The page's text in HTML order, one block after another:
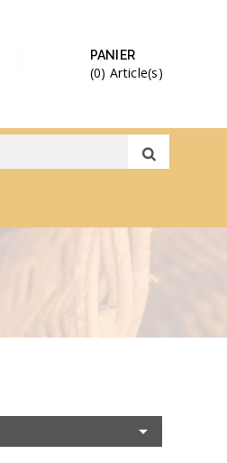
PANIER
(0) Article(s)
